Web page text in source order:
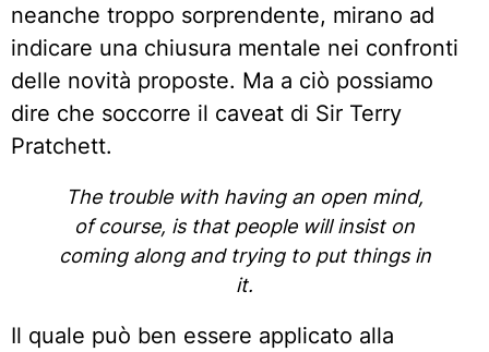
neanche troppo sorprendente, mirano ad
indicare una chiusura mentale nei confronti
delle novità proposte. Ma a ciò possiamo
dire che soccorre il caveat di Sir Terry
Pratchett.
The trouble with having an open mind,
of course, is that people will insist on
coming along and trying to put things in
it.
Il quale può ben essere applicato alla